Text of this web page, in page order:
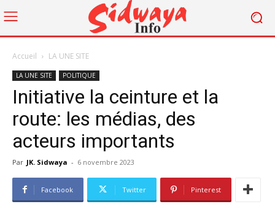
Accueil LA UNE SITE
LA UNE SITE POLITIQUE
Initiative la ceinture et la
route: les médias, des
acteurs importants
Par JK. Sidwaya - 6 novembre 2023
Facebook Twitter Pinterest